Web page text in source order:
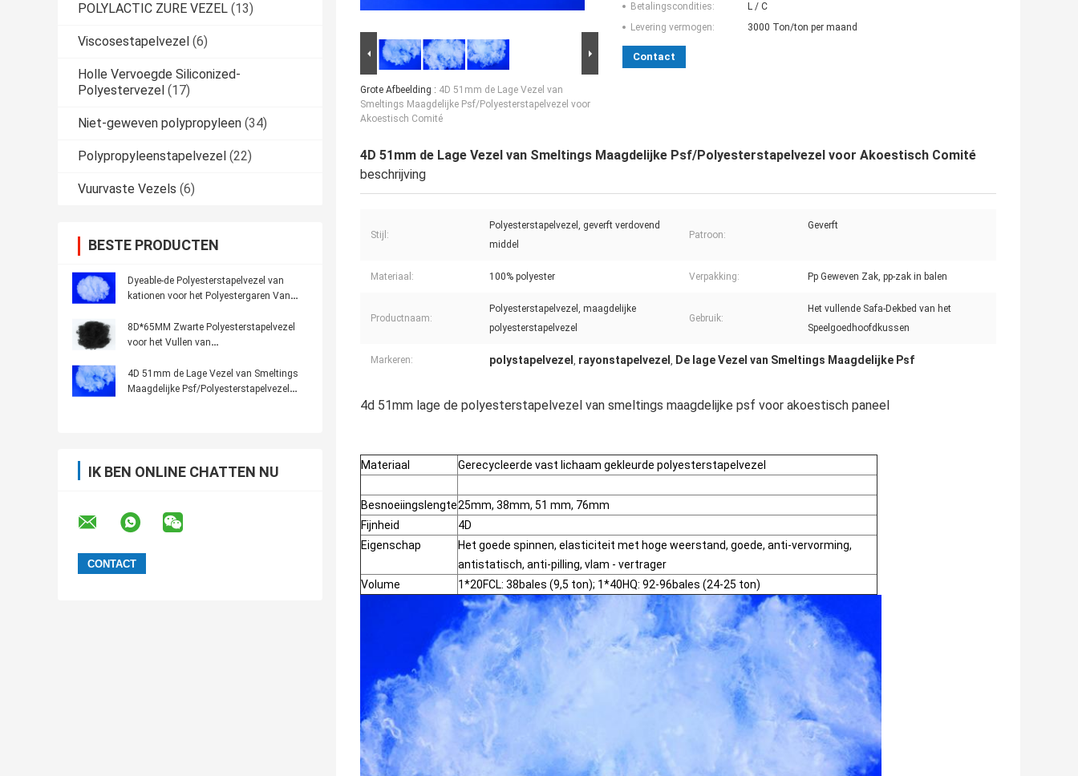
POLYLACTIC ZURE VEZEL (13)
Viscosestapelvezel (6)
Holle Vervoegde Siliconized-
Polyestervezel (17)
Niet-geweven polypropyleen (34)
Polypropyleenstapelvezel (22)
Vuurvaste Vezels (6)
BESTE PRODUCTEN
Dyeable-de Polyesterstapelvezel van
kationen voor het Polyestergaren Van
8D*65MM Zwarte Polyesterstapelvezel
voor het Vullen van
4D 51mm de Lage Vezel van Smeltings
Maagdelijke Psf/Polyesterstapelvezel
IK BEN ONLINE CHATTEN NU
Grote Afbeelding : 4D 51mm de Lage Vezel van
Smeltings Maagdelijke Psf/Polyesterstapelvezel voor
Akoestisch Comité
Betalingscondities:
L / C
Levering vermogen:
3000 Ton/ton per maand
Contact
4D 51mm de Lage Vezel van Smeltings Maagdelijke Psf/Polyesterstapelvezel voor Akoestisch Comité
beschrijving
Stijl:
Polyesterstapelvezel, geverft verdovend
middel
Patroon:
Geverft
Materiaal: 100% polyester Verpakking: Pp Geweven Zak, pp-zak in balen
Productnaam:
Polyesterstapelvezel, maagdelijke
polyesterstapelvezel
Gebruik:
Het vullende Safa-Dekbed van het
Speelgoedhoofdkussen
Markeren: polystapelvezel , rayonstapelvezel , De lage Vezel van Smeltings Maagdelijke Psf
4d 51mm lage de polyesterstapelvezel van smeltings maagdelijke psf voor akoestisch paneel
Materiaal Gerecycleerde vast lichaam gekleurde polyesterstapelvezel
Besnoeiingslengte25mm, 38mm, 51 mm, 76mm
Fijnheid
4D
Eigenschap
Het goede spinnen, elasticiteit met hoge weerstand, goede, anti-vervorming,
antistatisch, anti-pilling, vlam - vertrager
Volume
1*20FCL: 38bales (9,5 ton); 1*40HQ: 92-96bales (24-25 ton)